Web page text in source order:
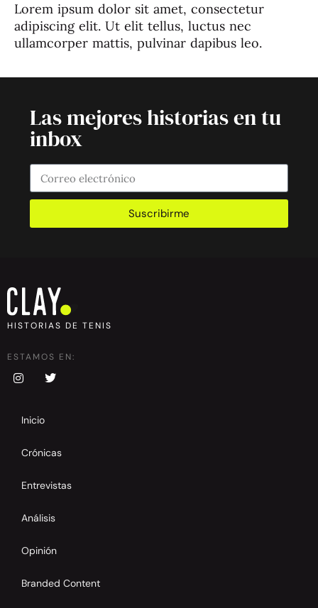
Lorem ipsum dolor sit amet, consectetur
adipiscing elit. Ut elit tellus, luctus nec
ullamcorper mattis, pulvinar dapibus leo.
Las mejores historias en tu
inbox
Suscribirme
HISTORIAS DE TENIS
ESTAMOS EN:
Inicio
Crónicas
Entrevistas
Análisis
Opinión
Branded Content